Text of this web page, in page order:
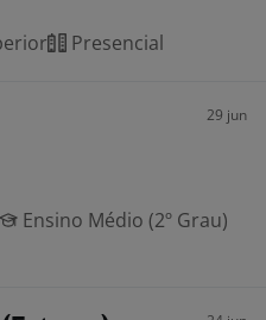
Presencial
29 jun
Ensino Médio (2º Grau)